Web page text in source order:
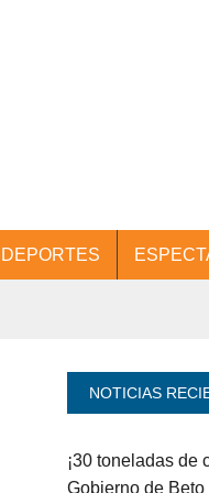
DEPORTES
NOTICIAS
¡30 toneladas de
Gobierno de